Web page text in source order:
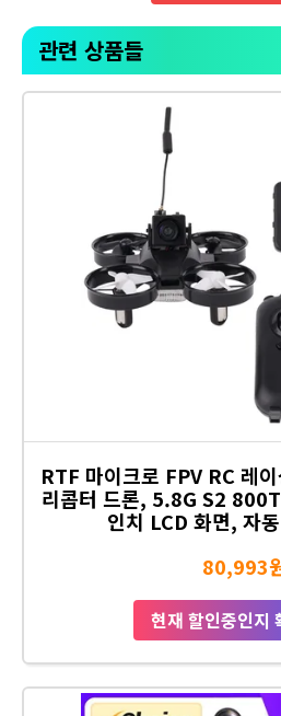
관련 상품들
RTF 마이크로 FPV RC 레
리콥터 드론, 5.8G S2
인치 LCD 화면, 자
80,993
현재 할인중인지